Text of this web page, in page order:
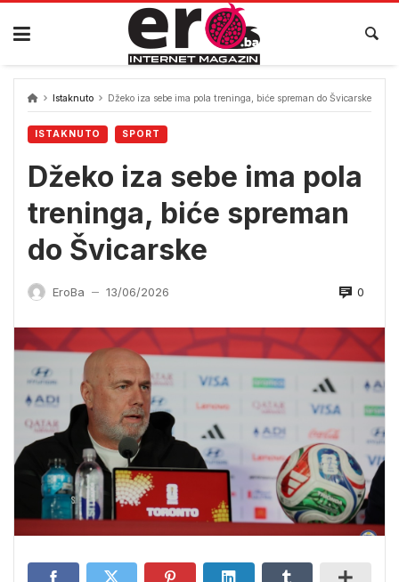
Skip
content
Istaknuto Džeko iza sebe ima pola treninga, biće spreman do Švicarske
ISTAKNUTO SPORT
Džeko iza sebe ima pola
treninga, biće spreman
do Švicarske
EroBa — 13/06/2026 0